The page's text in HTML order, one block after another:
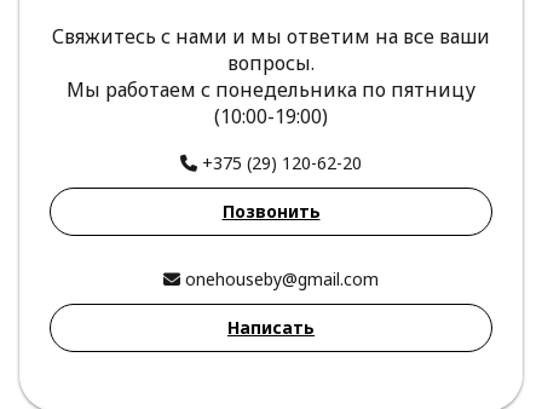
Свяжитесь с нами и мы ответим на все ваши
вопросы.
Мы работаем с понедельника по пятницу
(10:00-19:00)
+375 (29) 120-62-20
Позвонить
onehouseby@gmail.com
Написать